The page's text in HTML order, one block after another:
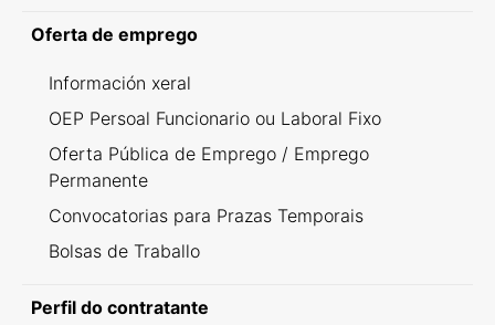
Oferta de emprego
Información xeral
OEP Persoal Funcionario ou Laboral Fixo
Oferta Pública de Emprego / Emprego
Permanente
Convocatorias para Prazas Temporais
Bolsas de Traballo
Perfil do contratante